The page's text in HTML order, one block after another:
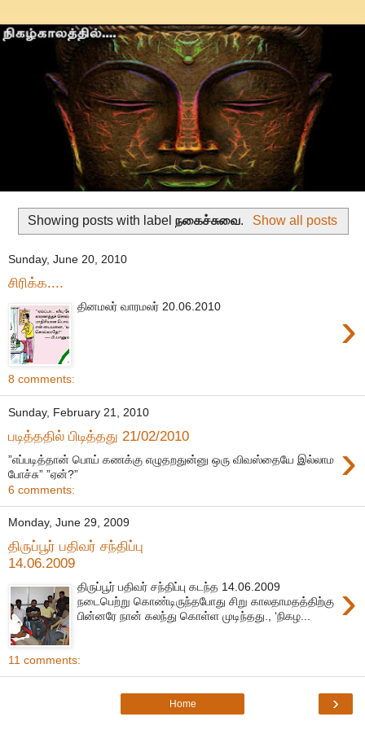
Showing posts with labelநகைச்சுவை. Show all posts
Sunday, June 20, 2010
சிரிக்க....
›
தினமலர் வாரமலர் 20.06.2010
8 comments:
Sunday, February 21, 2010
படித்ததில் பிடித்தது 21/02/2010 ›
”எப்படித்தான் பொய் கணக்கு எழுதறதுன்னு ஒரு விவஸ்தையே இல்லாம
போச்சு” ”ஏன்?”
6 comments:
Monday, June 29, 2009
திருப்பூர் பதிவர் சந்திப்பு
14.06.2009
›
திருப்பூர் பதிவர் சந்திப்பு கடந்த 14.06.2009
நடைபெற்று கொண்டிருந்தபோது சிறு காலதாமதத்திற்கு
பின்னரே நான் கலந்து கொள்ள முடிந்தது., ‘நிகழ...
11 comments:
›
Home